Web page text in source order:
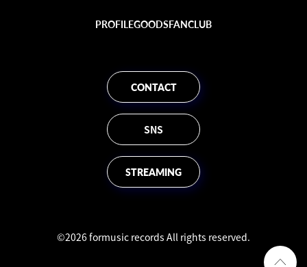
PROFILEGOODSFANCLUB
CONTACT
SNS
STREAMING
©2026 formusic records All rights reserved.